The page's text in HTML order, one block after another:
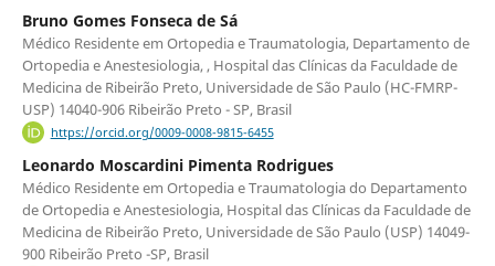
Bruno Gomes Fonseca de Sá
Médico Residente em Ortopedia e Traumatologia, Departamento de
Ortopedia e Anestesiologia, , Hospital das Clínicas da Faculdade de
Medicina de Ribeirão Preto, Universidade de São Paulo (HC-FMRP-
USP) 14040-906 Ribeirão Preto - SP, Brasil
https://orcid.org/0009-0008-9815-6455
Leonardo Moscardini Pimenta Rodrigues
Médico Residente em Ortopedia e Traumatologia do Departamento
de Ortopedia e Anestesiologia, Hospital das Clínicas da Faculdade de
Medicina de Ribeirão Preto, Universidade de São Paulo (USP) 14049-
900 Ribeirão Preto -SP, Brasil